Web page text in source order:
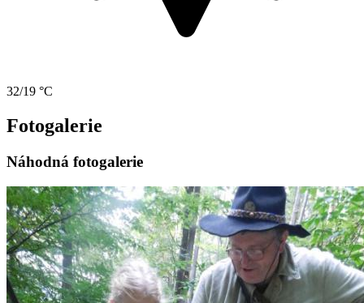
32/19 °C
Fotogalerie
Náhodná fotogalerie